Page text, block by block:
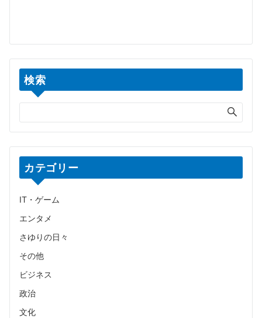
検索
カテゴリー
IT・ゲーム
エンタメ
さゆりの日々
その他
ビジネス
政治
文化